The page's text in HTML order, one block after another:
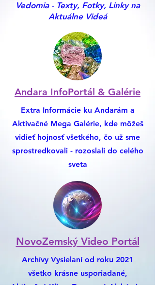
Vedomia - Texty, Fotky, Linky na
Aktuálne Videá
Andara InfoPortál & Galérie
Extra Informácie ku Andarám a
Aktivačné Mega Galérie, kde môžeš
vidieť hojnosť všetkého, čo už sme
sprostredkovali - rozoslali do celého
sveta
NovoZemský Video Portál
Archívy Vysielaní od roku 2021
všetko krásne usporiadané,
Aktivačné Klipy, Darovaná Alchýmia,